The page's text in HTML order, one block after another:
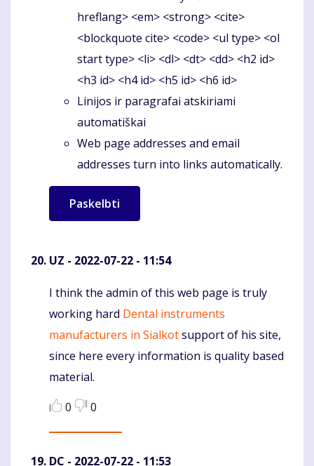
hreflang> <em> <strong> <cite>
<blockquote cite> <code> <ul type> <ol
start type> <li> <dl> <dt> <dd> <h2 id>
<h3 id> <h4 id> <h5 id> <h6 id>
Linijos ir paragrafai atskiriami
automatiškai
Web page addresses and email
addresses turn into links automatically.
UZ - 2022-07-22 - 11:54
Komentaras
I think the admin of this web page is truly
working hard Dental instruments
manufacturers in Sialkotsupport of his site,
since here every information is quality based
material.
0
0
DC - 2022-07-22 - 11:53